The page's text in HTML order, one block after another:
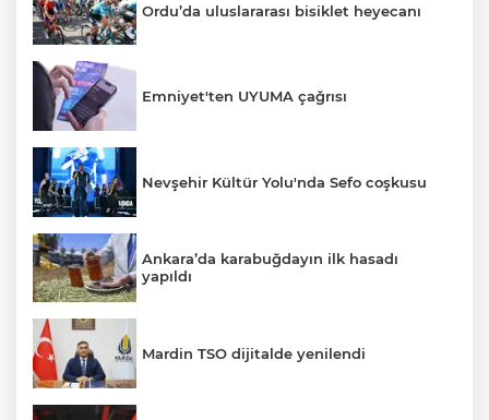
Ordu’da uluslararası bisiklet heyecanı
Emniyet'ten UYUMA çağrısı
Nevşehir Kültür Yolu'nda Sefo coşkusu
Ankara’da karabuğdayın ilk hasadı
yapıldı
Mardin TSO dijitalde yenilendi